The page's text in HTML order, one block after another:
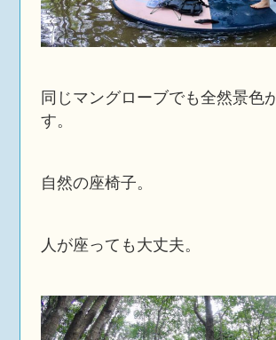
同じマングローブでも全然景色
す。
自然の座椅子。
人が座っても大丈夫。